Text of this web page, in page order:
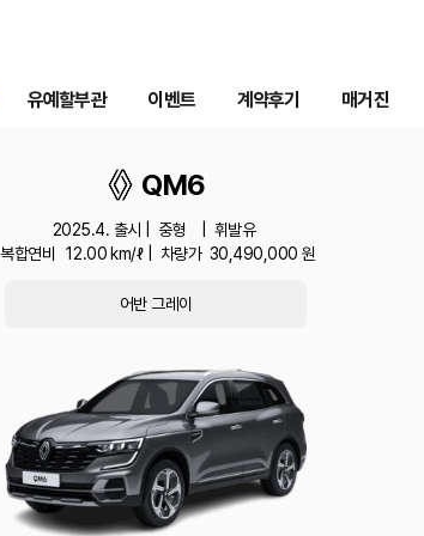
유예할부관 이벤트 계약후기 매거진
QM6
2025.4. 출시 | 중형
휘발유
복합연비
12.00 km/ℓ | 차량가 30,490,000 원
어반 그레이